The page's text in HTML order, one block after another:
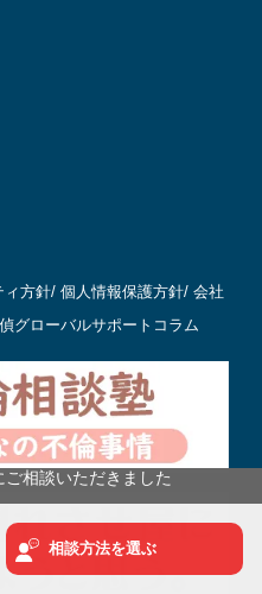
ィ方針/ 個人情報保護方針/ 会社
グローバルサポートコラム
相談いただきました
今月ご依頼ください！
相談方法を選ぶ